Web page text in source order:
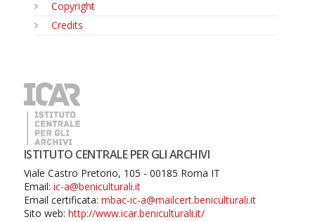
Copyright
Credits
ISTITUTO CENTRALE PER GLI ARCHIVI
Viale Castro Pretorio, 105 - 00185 Roma IT
Email: ic-a@beniculturali.it
Email certificata: mbac-ic-a@mailcert.beniculturali.it
Sito web: http://www.icar.beniculturali.it/